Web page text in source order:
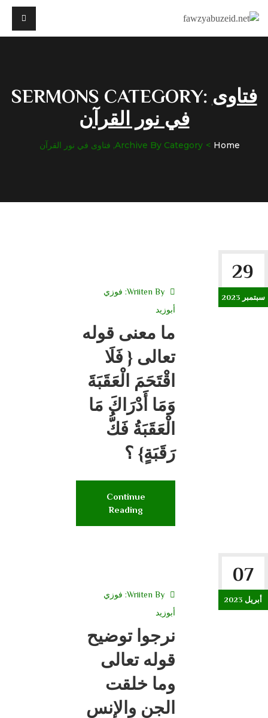
SERMONS CATEGORY: فتاوى
في نور القرآن
Home Archive By Category, فتاوى في نور القرآن
29
سبتمبر 2023
Wriiten By: فوزي
أبوزيد
ما معنى قوله
تعالى { فَلَا
اقْتَحَمَ الْعَقَبَةَ
وَمَا أَدْرَاكَ مَا
الْعَقَبَةُ ‏فَكُّ
رَقَبَةٍ} ؟
Continue
Reading
07
أبريل 2023
Wriiten By: فوزي
أبوزيد
نرجوا توضيح
قوله تعالى
وما خلقت
الجن والإنس